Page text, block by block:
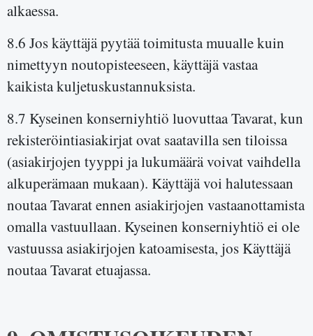
alkaessa.
8.6 Jos käyttäjä pyytää toimitusta muualle kuin
nimettyyn noutopisteeseen, käyttäjä vastaa
kaikista kuljetuskustannuksista.
8.7 Kyseinen konserniyhtiö luovuttaa Tavarat, kun
rekisteröintiasiakirjat ovat saatavilla sen tiloissa
(asiakirjojen tyyppi ja lukumäärä voivat vaihdella
alkuperämaan mukaan). Käyttäjä voi halutessaan
noutaa Tavarat ennen asiakirjojen vastaanottamista
omalla vastuullaan. Kyseinen konserniyhtiö ei ole
vastuussa asiakirjojen katoamisesta, jos Käyttäjä
noutaa Tavarat etuajassa.